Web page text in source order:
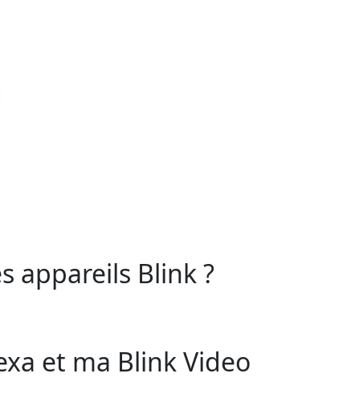
appareils Blink ?
et ma Blink Video